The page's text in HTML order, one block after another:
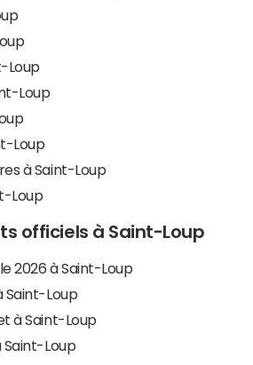
Loup
Loup
Loup
à Saint-Loup
Loup
officiels à Saint-Loup
2026 à Saint-Loup
Saint-Loup
à Saint-Loup
Saint-Loup